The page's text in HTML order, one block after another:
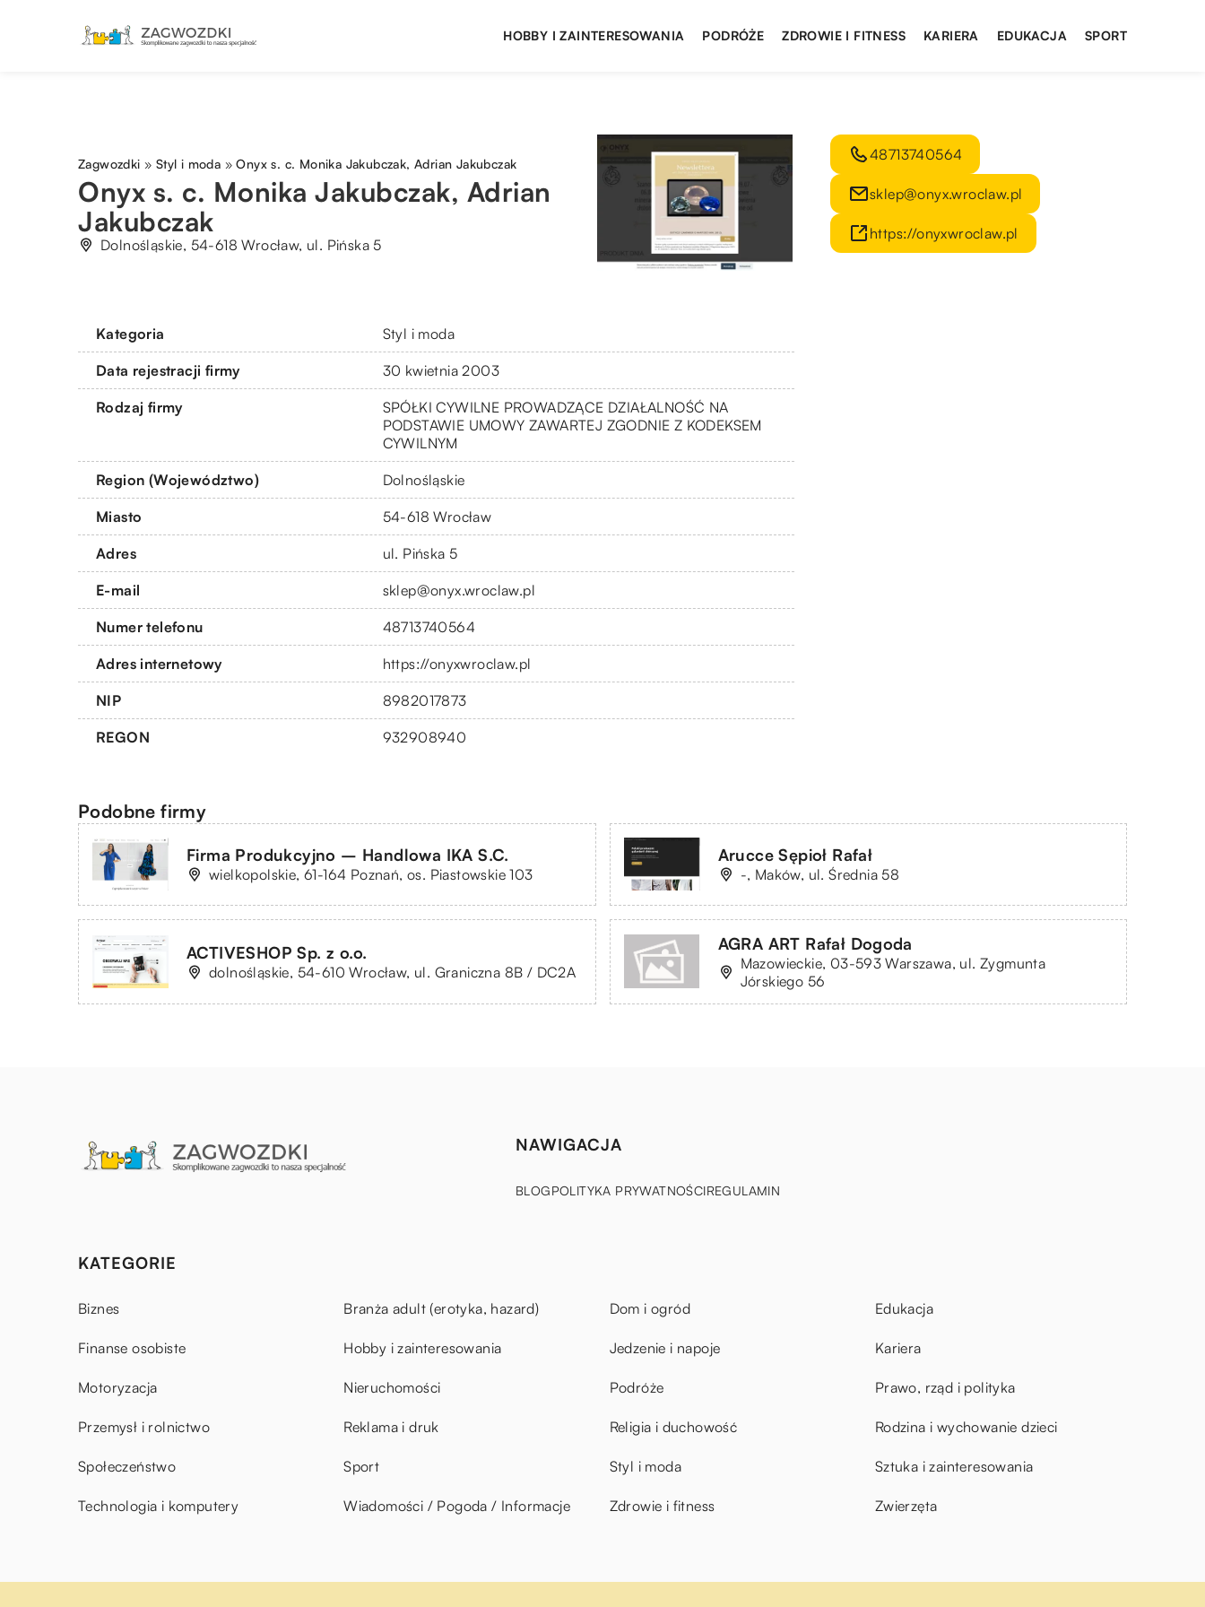
HOBBY I ZAINTERESOWANIA PODRÓŻE ZDROWIE I FITNESS KARIERA EDUKACJA SPORT
Zagwozdki » Styl i moda »Onyx s. c. Monika Jakubczak, Adrian Jakubczak
Onyx s. c. Monika Jakubczak, Adrian
Jakubczak
Dolnośląskie, 54-618 Wrocław, ul. Pińska 5
Kategoria Styl i moda
Data rejestracji firmy 30 kwietnia 2003
Rodzaj firmy
SPÓŁKI CYWILNE PROWADZĄCE DZIAŁALNOŚĆ NA
PODSTAWIE UMOWY ZAWARTEJ ZGODNIE Z KODEKSEM
CYWILNYM
Region (Województwo) Dolnośląskie
Miasto 54-618 Wrocław
Adres ul. Pińska 5
E-mail sklep@onyx.wroclaw.pl
Numer telefonu 48713740564
Adres internetowy https://onyxwroclaw.pl
NIP 8982017873
REGON 932908940
48713740564
sklep@onyx.wroclaw.pl
https://onyxwroclaw.pl
Podobne firmy
Firma Produkcyjno – Handlowa IKA S.C.
wielkopolskie, 61-164 Poznań, os. Piastowskie 103
Arucce Sępioł Rafał
-, Maków, ul. Średnia 58
ACTIVESHOP Sp. z o.o.
dolnośląskie, 54-610 Wrocław, ul. Graniczna 8B / DC2A
AGRA ART Rafał Dogoda
Mazowieckie, 03-593 Warszawa, ul. Zygmunta
Jórskiego 56
NAWIGACJA
BLOGPOLITYKA PRYWATNOŚCIREGULAMIN
KATEGORIE
Biznes Branża adult (erotyka, hazard) Dom i ogród Edukacja
Finanse osobiste Hobby i zainteresowania Jedzenie i napoje Kariera
Motoryzacja Nieruchomości Podróże Prawo, rząd i polityka
Przemysł i rolnictwo Reklama i druk Religia i duchowość Rodzina i wychowanie dzieci
Społeczeństwo Sport Styl i moda Sztuka i zainteresowania
Technologia i komputery Wiadomości / Pogoda / Informacje Zdrowie i fitness Zwierzęta